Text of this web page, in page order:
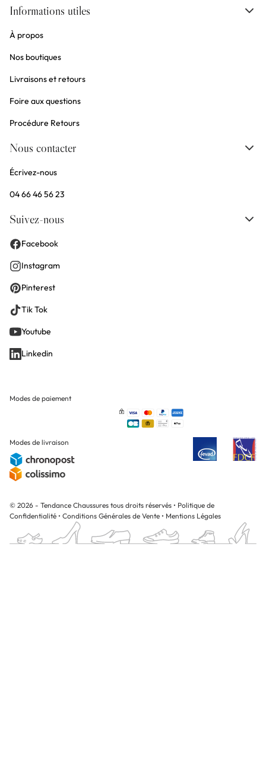
Informations utiles
À propos
Nos boutiques
Livraisons et retours
Foire aux questions
Procédure Retours
Nous contacter
Écrivez-nous
04 66 46 56 23
Suivez-nous
Facebook
Instagram
Pinterest
Tik Tok
Youtube
Linkedin
Modes de paiement
Modes de livraison
© 2026 - Tendance Chaussures tous droits réservés • Politique de
Confidentialité • Conditions Générales de Vente • Mentions Légales